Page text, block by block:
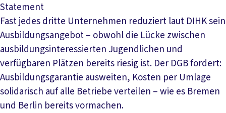
Statement
Fast jedes dritte Unternehmen reduziert laut DIHK sein
Ausbildungsangebot – obwohl die Lücke zwischen
ausbildungsinteressierten Jugendlichen und
verfügbaren Plätzen bereits riesig ist. Der DGB fordert:
Ausbildungsgarantie ausweiten, Kosten per Umlage
solidarisch auf alle Betriebe verteilen – wie es Bremen
und Berlin bereits vormachen.